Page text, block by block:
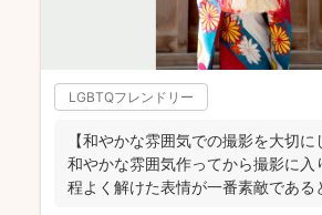
LGBTQフレンドリー
【和やかな雰囲気での撮影を大切
和やかな雰囲気作ってから撮影に入
程よく解けた表情が一番素敵である